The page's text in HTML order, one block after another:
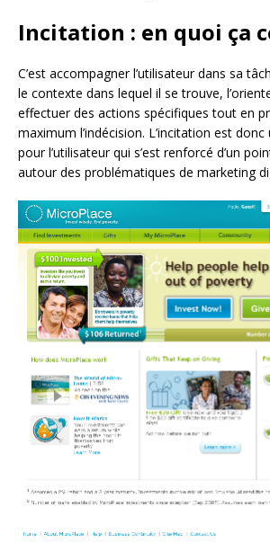
Incitation : en quoi ça
C’est accompagner l’utilisateur dans sa
le contexte dans lequel il se trouve,
effectuer des actions spécifiques tout en
maximum l’indécision. L’incitation est
pour l’utilisateur qui s’est renforcé d’un
autour des problématiques de marketing